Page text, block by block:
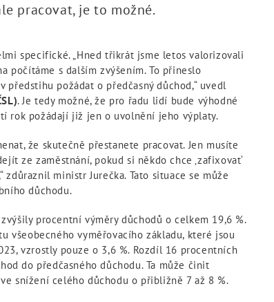
pracovat, je to možné.
specifické. „Hned třikrát jsme letos valorizovali
počítáme s dalším zvýšením. To přineslo
požádat o předčasný důchod,“ uvedl
. Je tedy možné, že pro řadu lidí bude výhodné
rok požádají již jen o uvolnění jeho výplaty.
že skutečně přestanete pracovat. Jen musíte
ze zaměstnání, pokud si někdo chce ‚zafixovat‘
ministr Jurečka. Tato situace se může
důchodu.
procentní výměry důchodů o celkem 19,6 %.
všeobecného vyměřovacího základu, které jsou
vzrostly pouze o 3,6 %. Rozdíl 16 procentních
do předčasného důchodu. Ta může činit
snížení celého důchodu o přibližně 7 až 8 %.